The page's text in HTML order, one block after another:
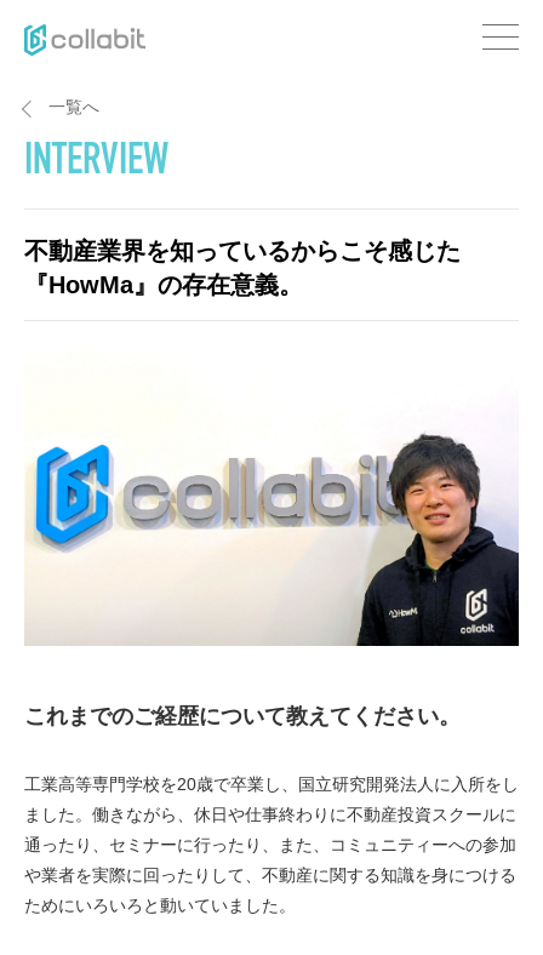
一覧へ
INTERVIEW
不動産業界を知っているからこそ感じた
『HowMa』の存在意義。
これまでのご経歴について教えてください。
工業高等専門学校を20歳で卒業し、国立研究開発法人に入所をし
ました。働きながら、休日や仕事終わりに不動産投資スクールに
通ったり、セミナーに行ったり、また、コミュニティーへの参加
や業者を実際に回ったりして、不動産に関する知識を身につける
ためにいろいろと動いていました。